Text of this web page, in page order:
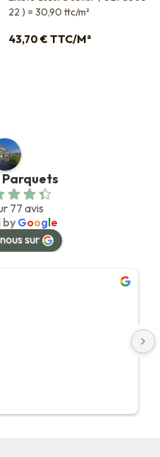
22 ) = 30,90 ttc/m²
43,70 € TTC/M²
77 avis
by Google
sur